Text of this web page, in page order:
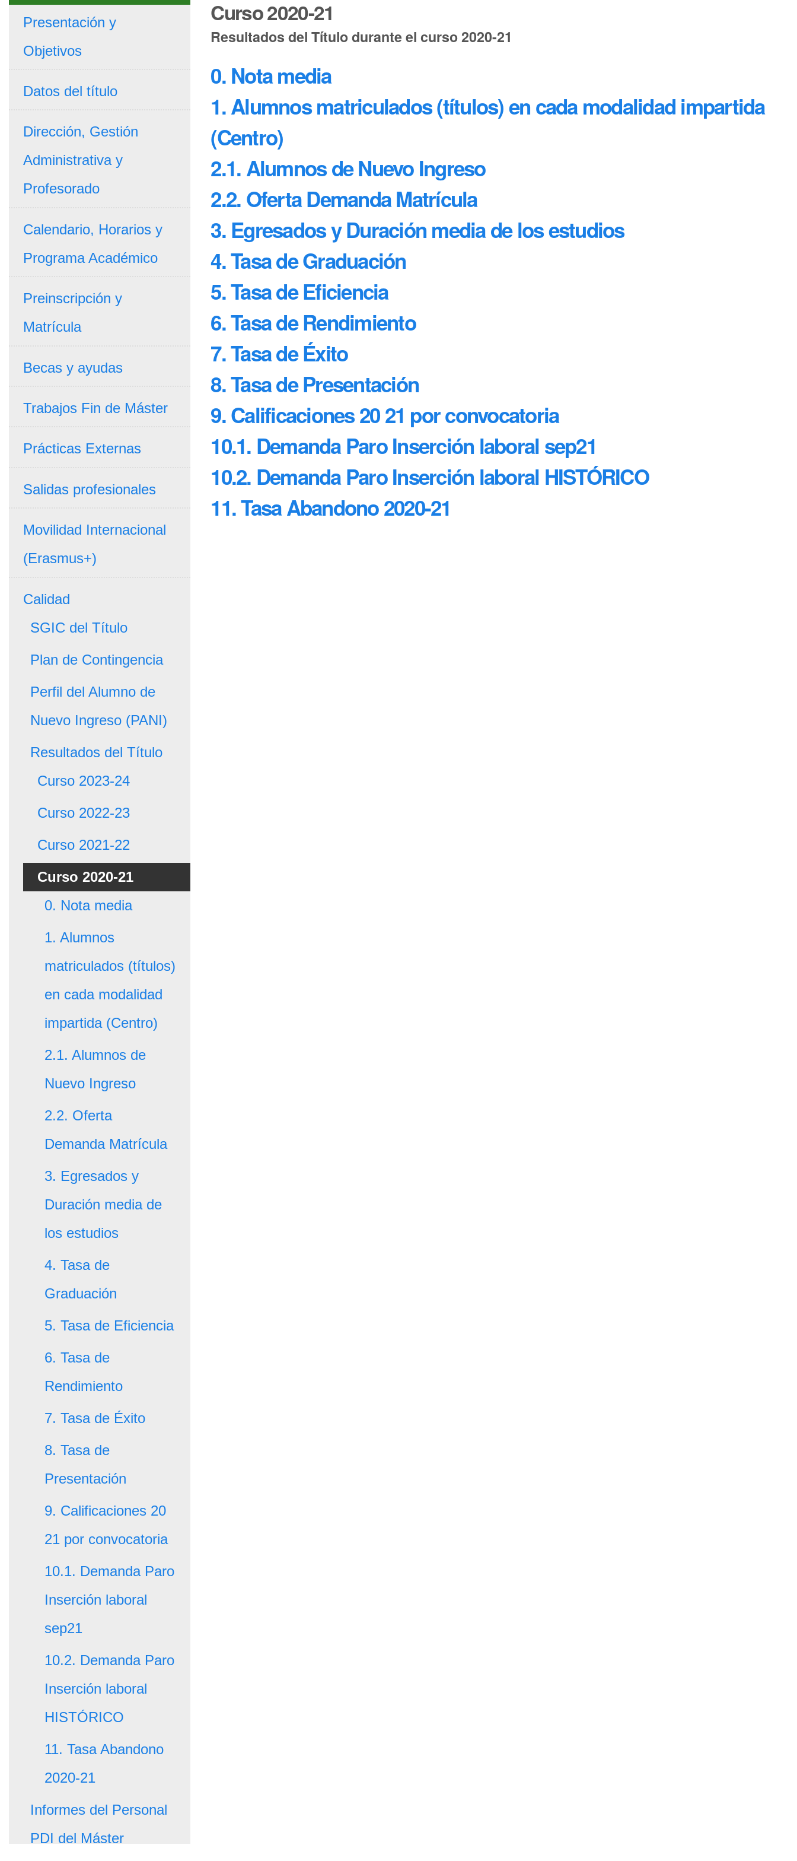
Curso 2020-21
Resultados del Título durante el curso 2020-21
0. Nota media
1. Alumnos matriculados (títulos) en cada modalidad impartida
(Centro)
2.1. Alumnos de Nuevo Ingreso
2.2. Oferta Demanda Matrícula
3. Egresados y Duración media de los estudios
4. Tasa de Graduación
5. Tasa de Eficiencia
6. Tasa de Rendimiento
7. Tasa de Éxito
8. Tasa de Presentación
9. Calificaciones 20 21 por convocatoria
10.1. Demanda Paro Inserción laboral sep21
10.2. Demanda Paro Inserción laboral HISTÓRICO
11. Tasa Abandono 2020-21
Presentación y
Objetivos
Datos del título
Dirección, Gestión
Administrativa y
Profesorado
Calendario, Horarios y
Programa Académico
Preinscripción y
Matrícula
Becas y ayudas
Trabajos Fin de Máster
Prácticas Externas
Salidas profesionales
Movilidad Internacional
(Erasmus+)
Calidad
SGIC del Título
Plan de Contingencia
Perfil del Alumno de
Nuevo Ingreso (PANI)
Resultados del Título
Curso 2023-24
Curso 2022-23
Curso 2021-22
Curso 2020-21
0. Nota media
1. Alumnos
matriculados (títulos)
en cada modalidad
impartida (Centro)
2.1. Alumnos de
Nuevo Ingreso
2.2. Oferta
Demanda Matrícula
3. Egresados y
Duración media de
los estudios
4. Tasa de
Graduación
5. Tasa de Eficiencia
6. Tasa de
Rendimiento
7. Tasa de Éxito
8. Tasa de
Presentación
9. Calificaciones 20
21 por convocatoria
10.1. Demanda Paro
Inserción laboral
sep21
10.2. Demanda Paro
Inserción laboral
HISTÓRICO
11. Tasa Abandono
2020-21
Informes del Personal
PDI del Máster